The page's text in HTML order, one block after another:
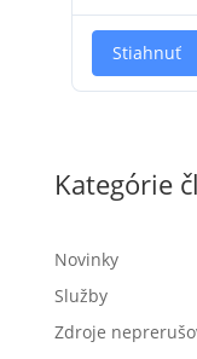
Stiahnuť
Kategórie
Novinky
Služby
Zdroje